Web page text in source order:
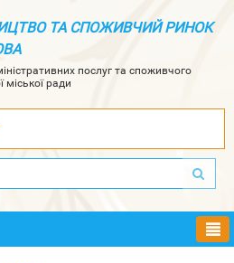
ТА СПОЖИВЧИЙ РИНОК
послуг та споживчого
міської ради